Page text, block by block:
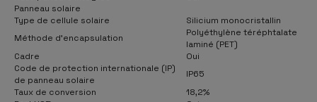
Panneau solaire
Type de cellule solaire
Silicium monocristallin
Méthode d'encapsulation
Polyéthylène téréphtalate
laminé (PET)
Cadre
Oui
Code de protection internationale (IP)
de panneau solaire
IP65
Taux de conversion
18,2%